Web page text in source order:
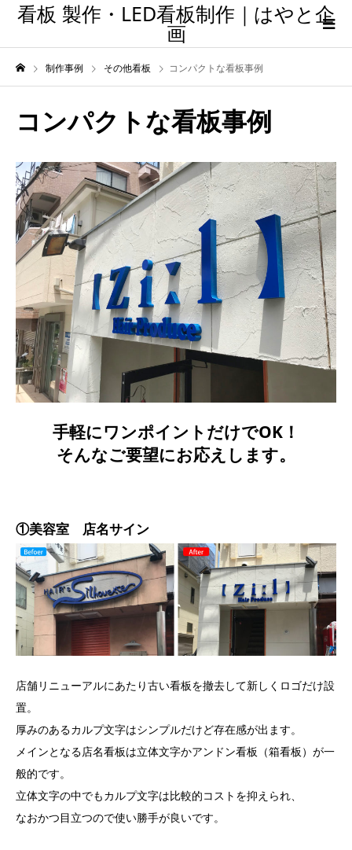
看板 製作・LED看板制作｜はやと企
画
制作事例 その他看板 コンパクトな看板事例
コンパクトな看板事例
手軽にワンポイントだけでOK！
そんなご要望にお応えします。
①美容室 店名サイン
店舗リニューアルにあたり古い看板を撤去して新しくロゴだけ設
置。
厚みのあるカルプ文字はシンプルだけど存在感が出ます。
メインとなる店名看板は立体文字かアンドン看板（箱看板）が一
般的です。
立体文字の中でもカルプ文字は比較的コストを抑えられ、
なおかつ目立つので使い勝手が良いです。